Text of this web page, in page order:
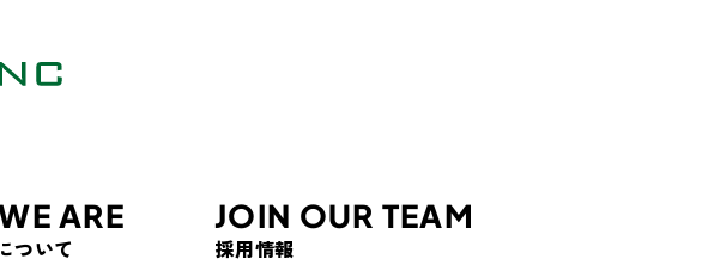
ARE
ついて
JOIN OUR TEAM
採用情報